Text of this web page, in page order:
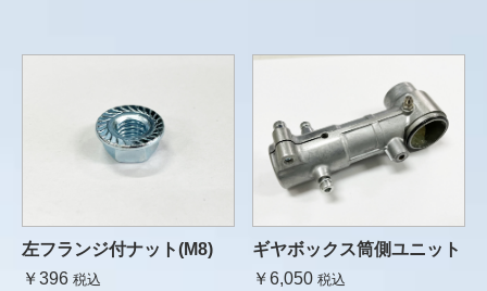
左フランジ付ナット(M8)
￥396 税込
ギヤボックス筒側ユニット
￥6,050 税込